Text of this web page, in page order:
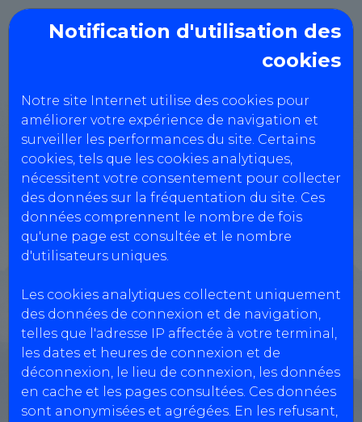
Notification d'utilisation des
cookies
Notre site Internet utilise des cookies pour
améliorer votre expérience de navigation et
surveiller les performances du site. Certains
cookies, tels que les cookies analytiques,
nécessitent votre consentement pour collecter
des données sur la fréquentation du site. Ces
données comprennent le nombre de fois
qu'une page est consultée et le nombre
d'utilisateurs uniques.
Les cookies analytiques collectent uniquement
des données de connexion et de navigation,
telles que l'adresse IP affectée à votre terminal,
les dates et heures de connexion et de
déconnexion, le lieu de connexion, les données
en cache et les pages consultées. Ces données
sont anonymisées et agrégées. En les refusant,
Auto Bilan OSG
Zone D'activité Puy Gaillard,
87520 ORADOUR
0555536549
Réservation Véhicules Légers
Réservation motos, quads, voiturettes...
Informations : La prise de RDV pour